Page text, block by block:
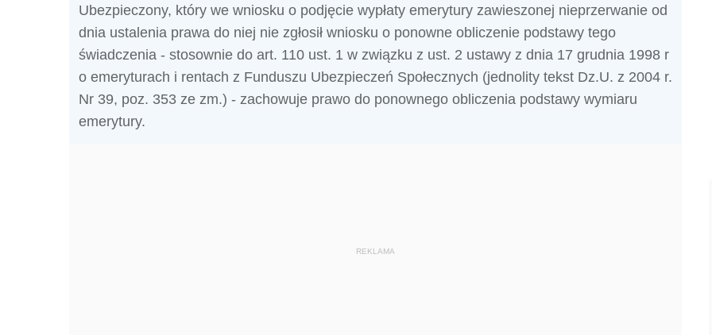
Ubezpieczony, który we wniosku o podjęcie wypłaty emerytury zawieszonej nieprzerwanie od
dnia ustalenia prawa do niej nie zgłosił wniosku o ponowne obliczenie podstawy tego
świadczenia - stosownie do art. 110 ust. 1 w związku z ust. 2 ustawy z dnia 17 grudnia 1998 r
o emeryturach i rentach z Funduszu Ubezpieczeń Społecznych (jednolity tekst Dz.U. z 2004 r.
Nr 39, poz. 353 ze zm.) - zachowuje prawo do ponownego obliczenia podstawy wymiaru
emerytury.
REKLAMA